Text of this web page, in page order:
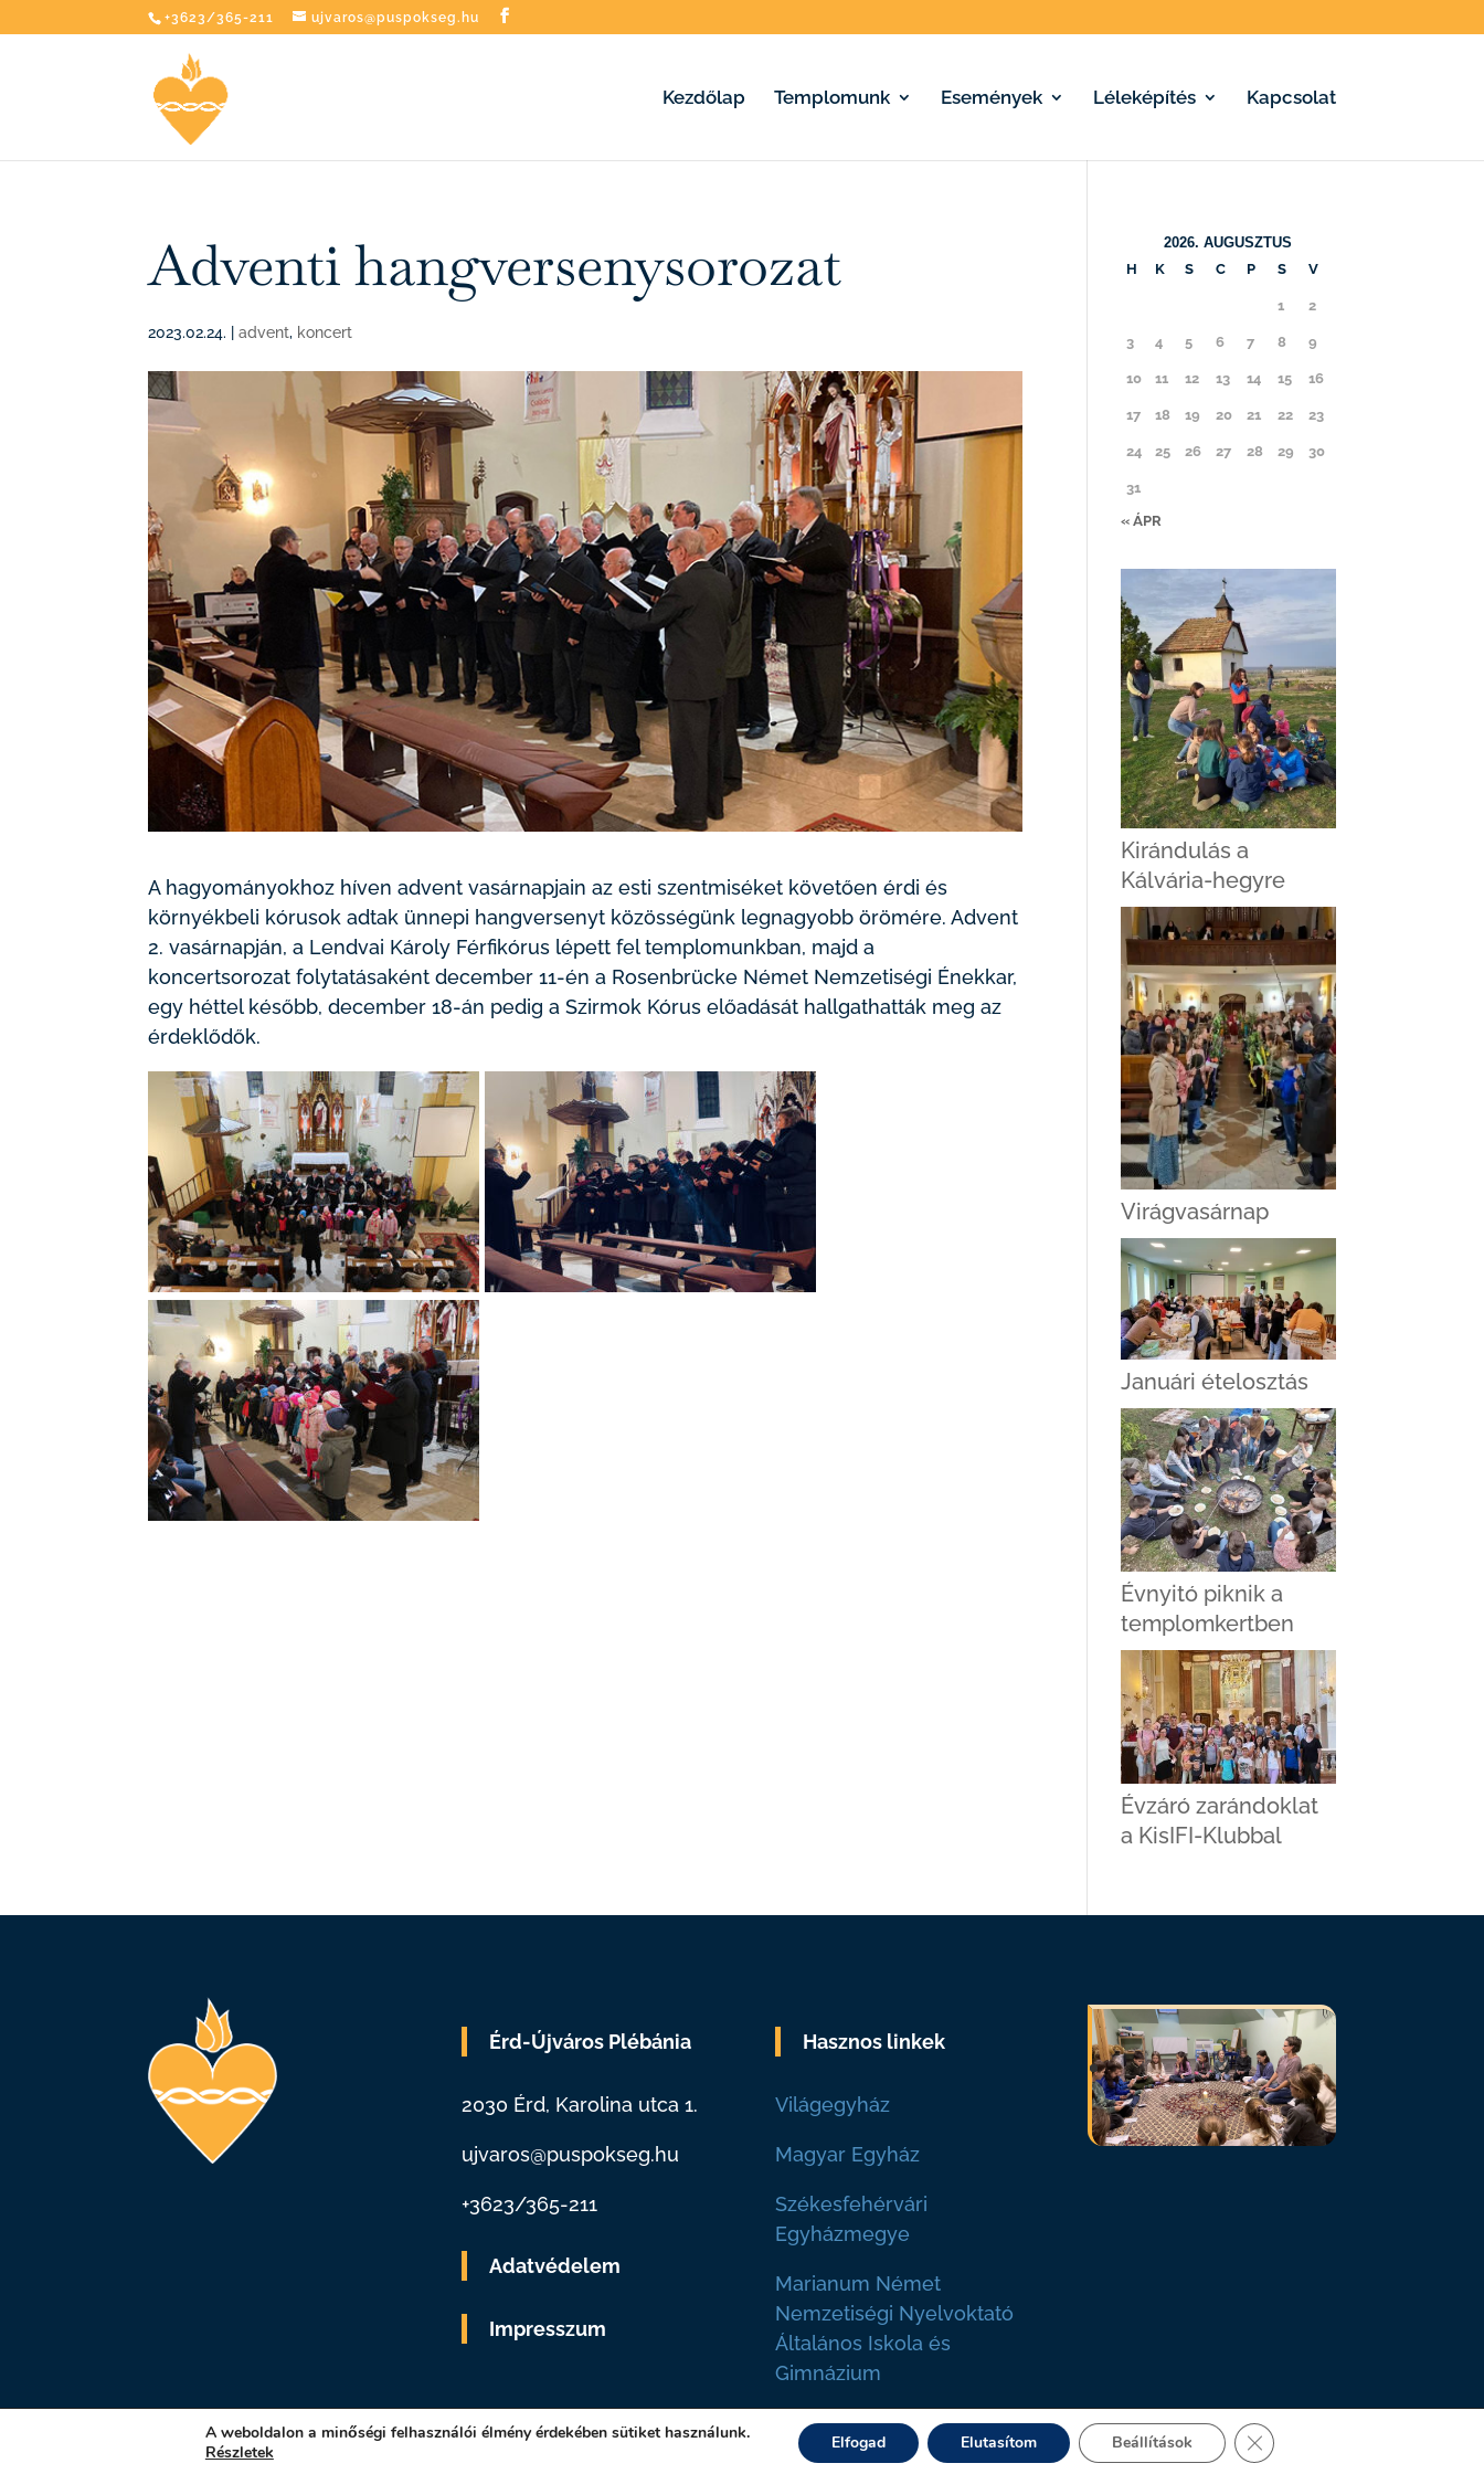
+3623/365-211 ujvaros@puspokseg.hu
Kezdőlap Templomunk Események Léleképítés Kapcsolat
Adventi hangversenysorozat
2023.02.24. |advent, koncert
A hagyományokhoz híven advent vasárnapjain az esti szentmiséket követően érdi és
környékbeli kórusok adtak ünnepi hangversenyt közösségünk legnagyobb örömére. Advent
2. vasárnapján, a Lendvai Károly Férfikórus lépett fel templomunkban, majd a
koncertsorozat folytatásaként december 11-én a Rosenbrücke Német Nemzetiségi Énekkar,
egy héttel később, december 18-án pedig a Szirmok Kórus előadását hallgathatták meg az
érdeklődők.
2026. AUGUSZTUS
H
K S C P S V
1 2
3 4 5 6 7 8 9
10 11 12 13 14 15 16
17 18 19 20 21 22 23
24 25 26 27 28 29 30
31
« ÁPR
Kirándulás a
Kálvária-hegyre
Virágvasárnap
Januári ételosztás
Évnyitó piknik a
templomkertben
Évzáró zarándoklat
a KisIFI-Klubbal
Érd-Újváros Plébánia
2030 Érd, Karolina utca 1.
ujvaros@puspokseg.hu
+3623/365-211
Adatvédelem
Impresszum
Hasznos linkek
Világegyház
Magyar Egyház
Székesfehérvári
Egyházmegye
Marianum Német
Nemzetiségi Nyelvoktató
Általános Iskola és
Gimnázium
A weboldalon a minőségi felhasználói élmény érdekében sütiket használunk.
Részletek
Elfogad Elutasítom Beállítások Close GDPR Cookie Banner